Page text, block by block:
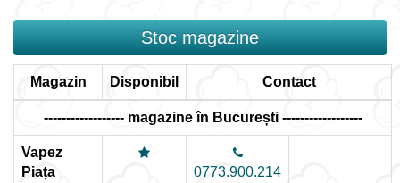
Stoc magazine
Magazin Disponibil Contact
------------------ magazine în București ------------------
Vapez
Piața
0773.900.214